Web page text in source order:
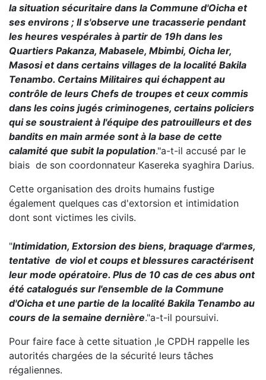
la situation sécuritaire dans la Commune d'Oicha et
ses environs ; Il s'observe une tracasserie pendant
les heures vespérales à partir de 19h dans les
Quartiers Pakanza, Mabasele, Mbimbi, Oicha Ier,
Masosi et dans certains villages de la localité Bakila
Tenambo. Certains Militaires qui échappent au
contrôle de leurs Chefs de troupes et ceux commis
dans les coins jugés criminogenes, certains policiers
qui se soustraient à l'équipe des patrouilleurs et des
bandits en main armée sont à la base de cette
calamité que subit la population."a-t-il accusé par le
biais de son coordonnateur Kasereka syaghira Darius.
Cette organisation des droits humains fustige
également quelques cas d'extorsion et intimidation
dont sont victimes les civils.
"Intimidation, Extorsion des biens, braquage d'armes,
tentative de viol et coups et blessures caractérisent
leur mode opératoire. Plus de 10 cas de ces abus ont
été catalogués sur l'ensemble de la Commune
d'Oicha et une partie de la localité Bakila Tenambo au
cours de la semaine dernière."a-t-il poursuivi.
Pour faire face à cette situation ,le CPDH rappelle les
autorités chargées de la sécurité leurs tâches
régaliennes.